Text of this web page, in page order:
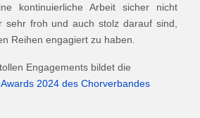
kontinuierliche Arbeit sicher nicht
sehr froh und auch stolz darauf sind,
Reihen engagiert zu haben.
Engagements bildet die
2024 des Chorverbandes